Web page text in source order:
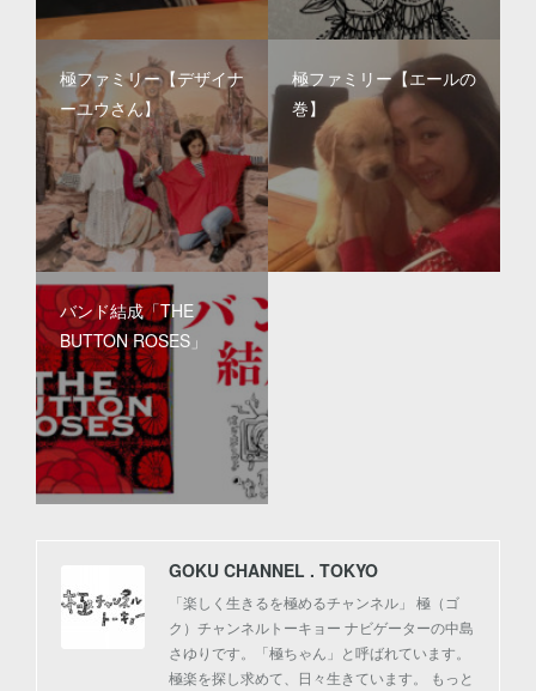
極ファミリー【デザイナ
ーユウさん】
極ファミリー【エールの
巻】
バンド結成「THE
BUTTON ROSES」
GOKU CHANNEL . TOKYO
「楽しく生きるを極めるチャンネル」 極（ゴ
ク）チャンネルトーキョー ナビゲーターの中島
さゆりです。「極ちゃん」と呼ばれています。
極楽を探し求めて、日々生きています。 もっと